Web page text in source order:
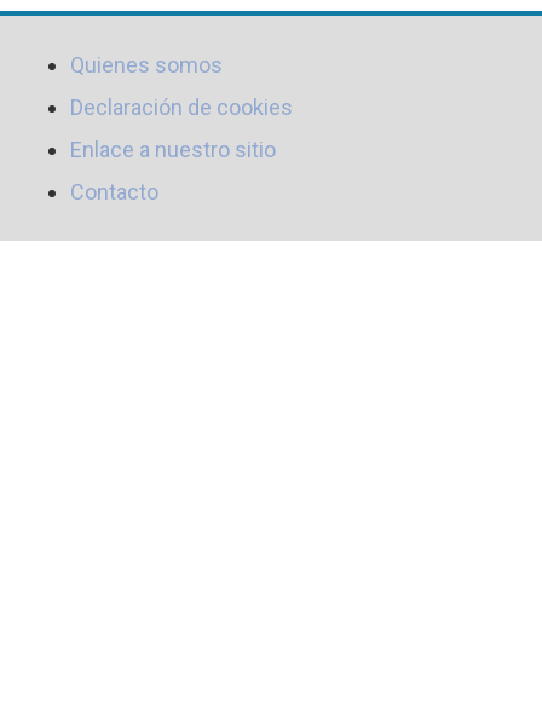
Quienes somos
Declaración de cookies
Enlace a nuestro sitio
Contacto